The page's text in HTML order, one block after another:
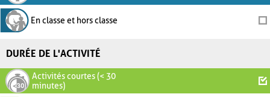
En classe et hors classe
DURÉE DE L'ACTIVITÉ
Activités courtes (< 30
minutes)